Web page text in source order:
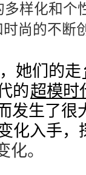
样化和个
尚的不断
她们的走
的超模时
发生了很
化入手，
。